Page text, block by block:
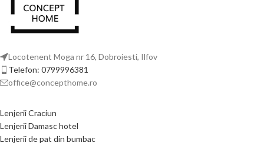
Locotenent Moga nr 16, Dobroiesti, Ilfov
Telefon: 0799996381
office@concepthome.ro
Lenjerii Craciun
Lenjerii Damasc hotel
Lenjerii de pat din bumbac